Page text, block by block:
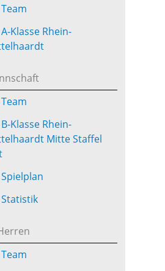
A-Klasse Rhein-
B-Klasse Rhein-
Mitte Staffel
Spielplan
Statistik